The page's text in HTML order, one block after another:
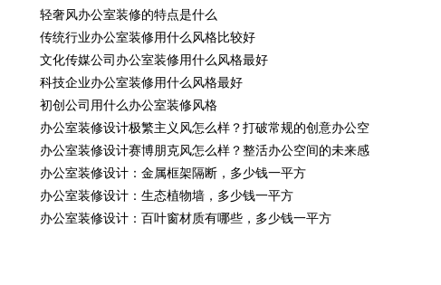
轻奢风办公室装修的特点是什么
传统行业办公室装修用什么风格比较好
文化传媒公司办公室装修用什么风格最好
科技企业办公室装修用什么风格最好
初创公司用什么办公室装修风格
办公室装修设计极繁主义风怎么样？打破常规的创意办公空
办公室装修设计赛博朋克风怎么样？整活办公空间的未来感
办公室装修设计：金属框架隔断，多少钱一平方
办公室装修设计：生态植物墙，多少钱一平方
办公室装修设计：百叶窗材质有哪些，多少钱一平方